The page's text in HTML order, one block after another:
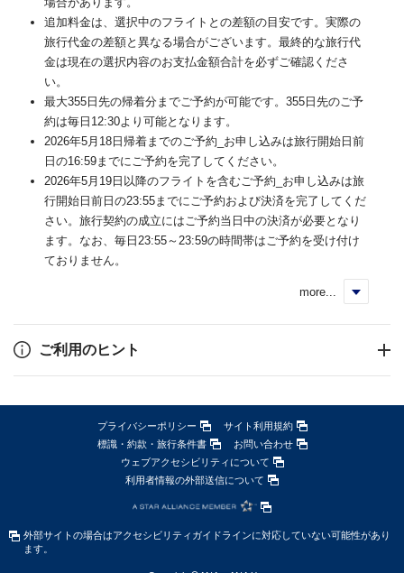
追加料金は、選択中のフライトとの差額の目安です。実際の
旅行代金の差額と異なる場合がございます。最終的な旅行代
金は現在の選択内容のお支払金額合計を必ずご確認くださ
い。
最大355日先の帰着分までご予約が可能です。355日先のご予
約は毎日12:30より可能となります。
2026年5月18日帰着までのご予約_お申し込みは旅行開始日前
日の16:59までにご予約を完了してください。
2026年5月19日以降のフライトを含むご予約_お申し込みは旅
行開始日前日の23:55までにご予約および決済を完了してくだ
さい。旅行契約の成立にはご予約当日中の決済が必要となり
ます。なお、毎日23:55～23:59の時間帯はご予約を受け付け
ておりません。
more...
く
ご利用のヒント
プライバシーポリシー
サイト利用規約
標識・約款・旅行条件書
お問い合わせ
ウェブアクセシビリティについて
利用者情報の外部送信について
外部サイトの場合はアクセシビリティガイドラインに対応していない可能性があり
ます。